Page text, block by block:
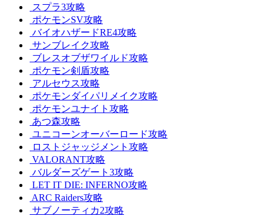
スプラ3攻略
ポケモンSV攻略
バイオハザードRE4攻略
サンブレイク攻略
ブレスオブザワイルド攻略
ポケモン剣盾攻略
アルセウス攻略
ポケモンダイパリメイク攻略
ポケモンユナイト攻略
あつ森攻略
ユニコーンオーバーロード攻略
ロストジャッジメント攻略
VALORANT攻略
バルダーズゲート3攻略
LET IT DIE: INFERNO攻略
ARC Raiders攻略
サブノーティカ2攻略